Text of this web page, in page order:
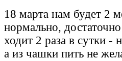
18 марта нам будет 2
нормально,
ходит 2 раза в сутки -
а из чашки пить не